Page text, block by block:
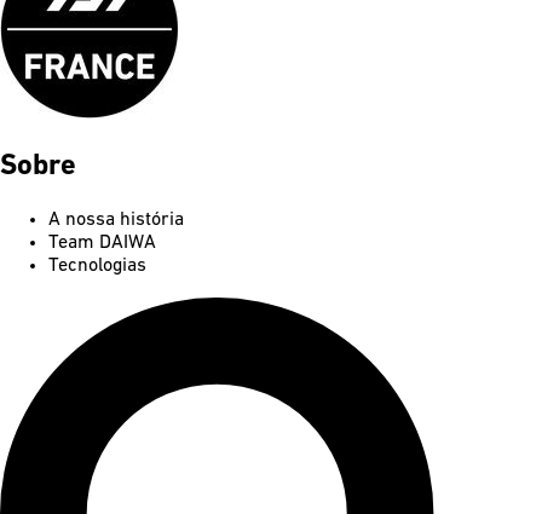
Sobre
A nossa história
Team DAIWA
Tecnologias